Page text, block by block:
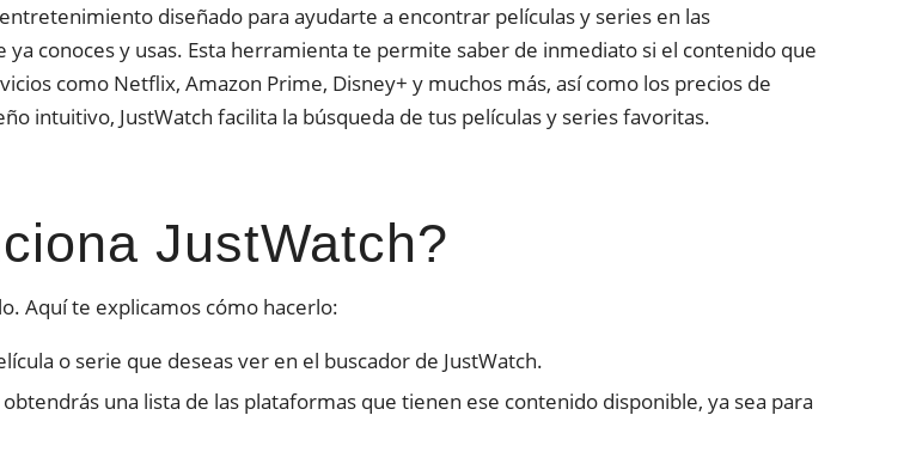
diseñado para ayudarte a encontrar películas y series en las
conoces y usas. Esta herramienta te permite saber de inmediato si el contenido que
como Netflix, Amazon Prime, Disney+ y muchos más, así como los precios de
intuitivo, JustWatch facilita la búsqueda de tus películas y series favoritas.
JustWatch?
Aquí te explicamos cómo hacerlo:
o serie que deseas ver en el buscador de JustWatch.
una lista de las plataformas que tienen ese contenido disponible, ya sea para